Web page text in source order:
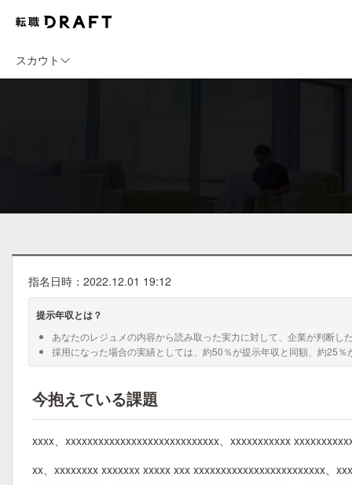
スカウト
指名日時：2022.12.01 19:12
提示年収とは？
あなたのレジュメの内容から読み取った実力に対して、企業が判断し
採用になった場合の実績としては、約50％が提示年収と同額、約25
今抱えている課題
xxxx、xxxxxxxxxxxxxxxxxxxxxxxxxxxx、xxxxxxxxxxx
xx、xxxxxxxx xxxxxxx xxxxx xxx xxxxxxxxxxxxxxxxxxxxxxxx、